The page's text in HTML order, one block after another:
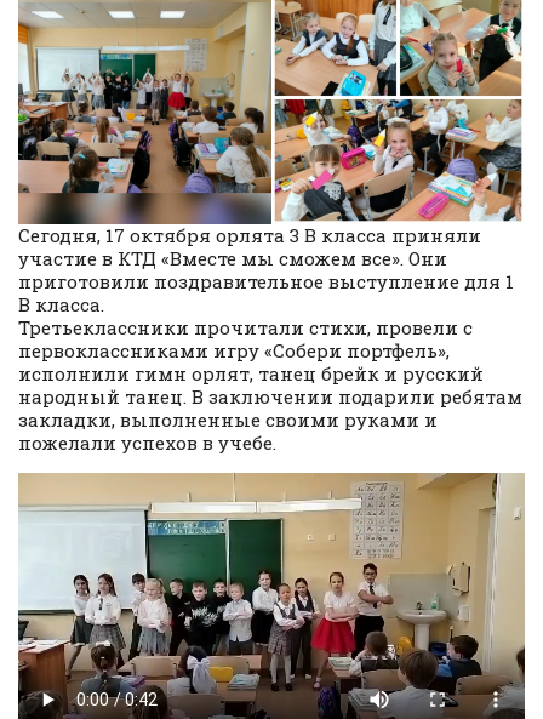
Сегодня, 17 октября орлята 3 В класса приняли
участие в КТД «Вместе мы сможем все». Они
приготовили поздравительное выступление для 1
В класса.
Третьеклассники прочитали стихи, провели с
первоклассниками игру «Собери портфель»,
исполнили гимн орлят, танец брейк и русский
народный танец. В заключении подарили ребятам
закладки, выполненные своими руками и
пожелали успехов в учебе.